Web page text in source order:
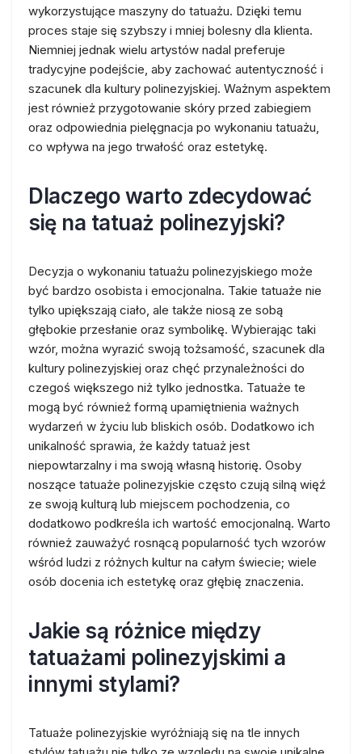
wykorzystujące maszyny do tatuażu. Dzięki temu
proces staje się szybszy i mniej bolesny dla klienta.
Niemniej jednak wielu artystów nadal preferuje
tradycyjne podejście, aby zachować autentyczność i
szacunek dla kultury polinezyjskiej. Ważnym aspektem
jest również przygotowanie skóry przed zabiegiem
oraz odpowiednia pielęgnacja po wykonaniu tatuażu,
co wpływa na jego trwałość oraz estetykę.
Dlaczego warto zdecydować
się na tatuaż polinezyjski?
Decyzja o wykonaniu tatuażu polinezyjskiego może
być bardzo osobista i emocjonalna. Takie tatuaże nie
tylko upiększają ciało, ale także niosą ze sobą
głębokie przesłanie oraz symbolikę. Wybierając taki
wzór, można wyrazić swoją tożsamość, szacunek dla
kultury polinezyjskiej oraz chęć przynależności do
czegoś większego niż tylko jednostka. Tatuaże te
mogą być również formą upamiętnienia ważnych
wydarzeń w życiu lub bliskich osób. Dodatkowo ich
unikalność sprawia, że każdy tatuaż jest
niepowtarzalny i ma swoją własną historię. Osoby
noszące tatuaże polinezyjskie często czują silną więź
ze swoją kulturą lub miejscem pochodzenia, co
dodatkowo podkreśla ich wartość emocjonalną. Warto
również zauważyć rosnącą popularność tych wzorów
wśród ludzi z różnych kultur na całym świecie; wiele
osób docenia ich estetykę oraz głębię znaczenia.
Jakie są różnice między
tatuażami polinezyjskimi a
innymi stylami?
Tatuaże polinezyjskie wyróżniają się na tle innych